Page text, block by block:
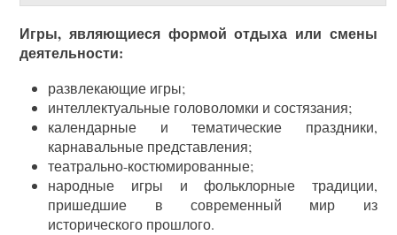
Игры, являющиеся формой отдыха или смены
деятельности:
развлекающие игры;
интеллектуальные головоломки и состязания;
календарные и тематические праздники,
карнавальные представления;
театрально-костюмированные;
народные игры и фольклорные традиции,
пришедшие в современный мир из
исторического прошлого.